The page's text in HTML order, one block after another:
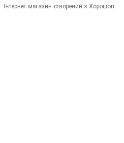
Інтернет-магазин створений з Хорошоп